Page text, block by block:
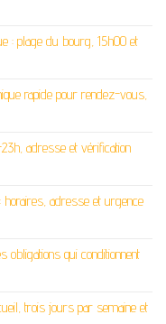
: plage du bourg, 15h00 et
rapide pour rendez-vous,
adresse et vérification
horaires, adresse et urgence
qui conditionnent
trois jours par semaine et